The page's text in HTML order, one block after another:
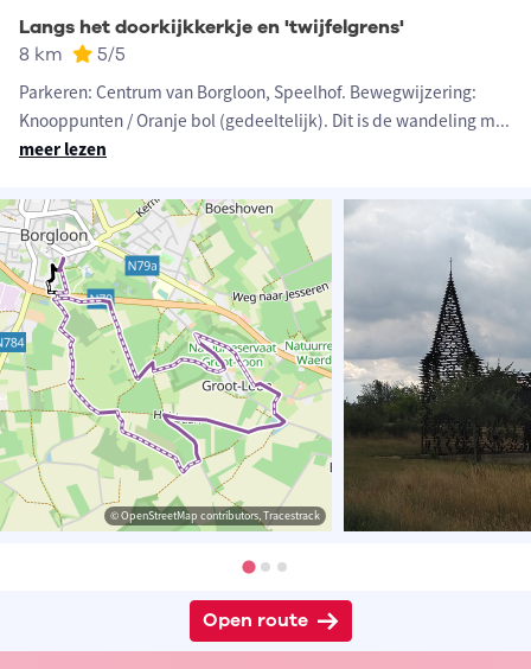
Langs het doorkijkkerkje en 'twijfelgrens'
8 km 5/5
Parkeren: Centrum van Borgloon, Speelhof. Bewegwijzering:
Knooppunten / Oranje bol (gedeeltelijk). Dit is de wandeling m...
meer lezen
© OpenStreetMap contributors, Tracestrack
Open route